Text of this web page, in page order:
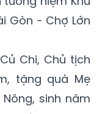
Chi, Chủ tịch
tặng quà Mẹ
sinh năm
Lập Thượng;
Thị Tỏ, sinh